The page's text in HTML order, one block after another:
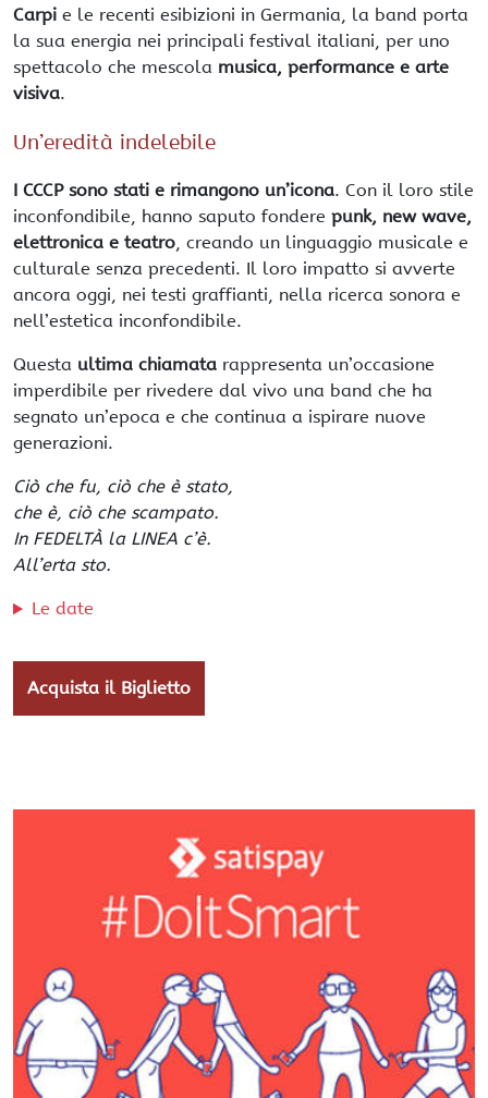
Carpi e le recenti esibizioni in Germania, la band porta
la sua energia nei principali festival italiani, per uno
spettacolo che mescola musica, performance e arte
visiva.
Un’eredità indelebile
I CCCP sono stati e rimangono un’icona. Con il loro stile
inconfondibile, hanno saputo fondere punk, new wave,
elettronica e teatro, creando un linguaggio musicale e
culturale senza precedenti. Il loro impatto si avverte
ancora oggi, nei testi graffianti, nella ricerca sonora e
nell’estetica inconfondibile.
Questa ultima chiamata rappresenta un’occasione
imperdibile per rivedere dal vivo una band che ha
segnato un’epoca e che continua a ispirare nuove
generazioni.
Ciò che fu, ciò che è stato,
che è, ciò che scampato.
In FEDELTÀ la LINEA c’è.
All’erta sto.
Le date
Acquista il Biglietto